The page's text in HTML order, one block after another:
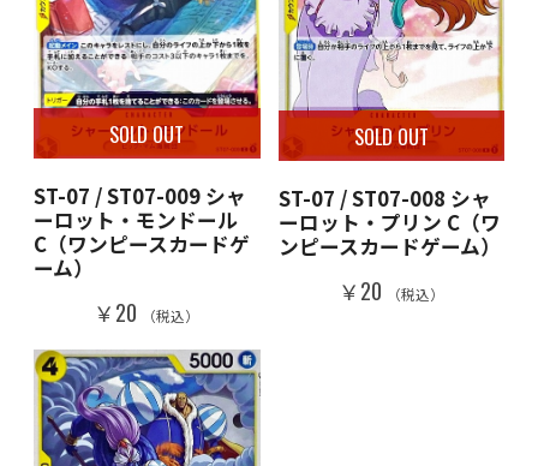
SOLD OUT
ST-07 / ST07-009 シャ
ーロット・モンドール
C（ワンピースカードゲ
ーム）
￥20 （税込）
SOLD OUT
ST-07 / ST07-008 シャ
ーロット・プリン C（ワ
ンピースカードゲーム）
￥20 （税込）